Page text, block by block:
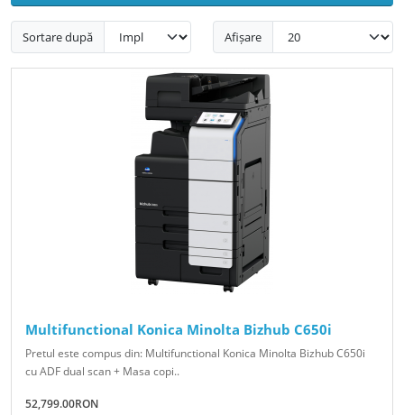
Sortare după Afișare
Multifunctional Konica Minolta Bizhub C650i
Pretul este compus din: Multifunctional Konica Minolta Bizhub C650i
cu ADF dual scan + Masa copi..
52,799.00RON